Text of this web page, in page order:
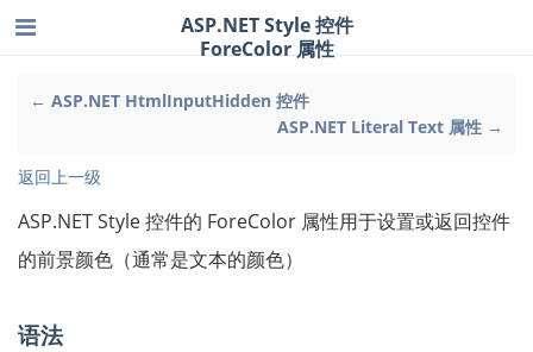
← ASP.NET HtmlInputHidden 控件
ASP.NET Literal Text 属性 →
ASP.NET Style 控件
ForeColor 属性
返回上一级
ASP.NET Style 控件的 ForeColor 属性用于设置或返回控件
的前景颜色（通常是文本的颜色）
语法